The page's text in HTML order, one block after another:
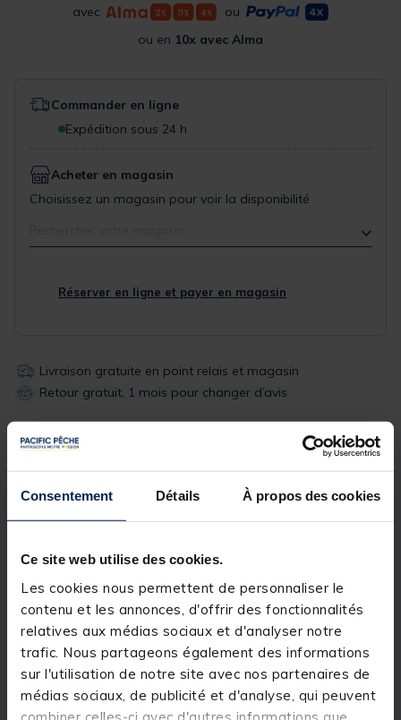
Consentement Détails À propos des cookies
Ce site web utilise des cookies.
Les cookies nous permettent de personnaliser le
contenu et les annonces, d'offrir des fonctionnalités
relatives aux médias sociaux et d'analyser notre
trafic. Nous partageons également des informations
sur l'utilisation de notre site avec nos partenaires de
médias sociaux, de publicité et d'analyse, qui peuvent
combiner celles-ci avec d'autres informations que
avec
ou
ou en 10x avec Alma
Commander en ligne
Expédition sous 24 h
Acheter en magasin
Choisissez un magasin pour voir la disponibilité
Réserver en ligne et payer en magasin
Livraison gratuite en point relais et magasin
Retour gratuit, 1 mois pour changer d’avis
Description Spécifications
Description
Mouche idéale pour la pêche de la truite et de
l’ombre.
Spécifications